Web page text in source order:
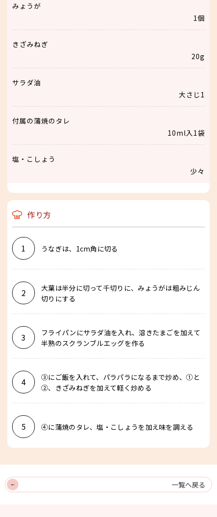
みょうが
1個
きざみねぎ
20g
サラダ油
大さじ1
付属の蒲焼のタレ
10ml入1袋
塩・こしょう
少々
作り方
1 うなぎは、1cm角に切る
2
大葉は半分に切って千切りに、みょうがは粗みじん
切りにする
3
フライパンにサラダ油を入れ、溶きたまごを加えて
半熟のスクランブルエッグを作る
4
③にご飯を入れて、パラパラになるまで炒め、①と
②、きざみねぎを加えて軽く炒める
5 ④に蒲焼のタレ、塩・こしょうを加え味を調える
一覧へ戻る